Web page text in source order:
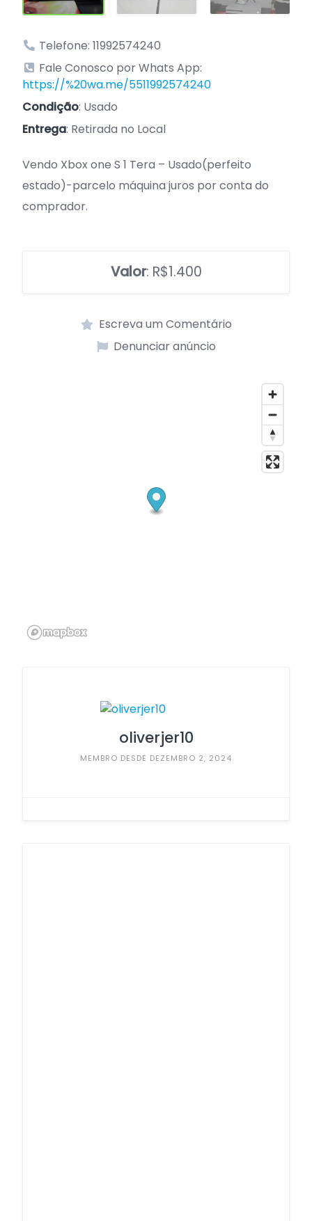
Telefone: 11992574240
Fale Conosco por Whats App:
https://%20wa.me/5511992574240
Condição: Usado
Entrega: Retirada no Local
Vendo Xbox one S 1 Tera – Usado(perfeito
estado)-parcelo máquina juros por conta do
comprador.
Valor: R$1.400
Escreva um Comentário
Denunciar anúncio
oliverjer10
MEMBRO DESDE DEZEMBRO 2, 2024